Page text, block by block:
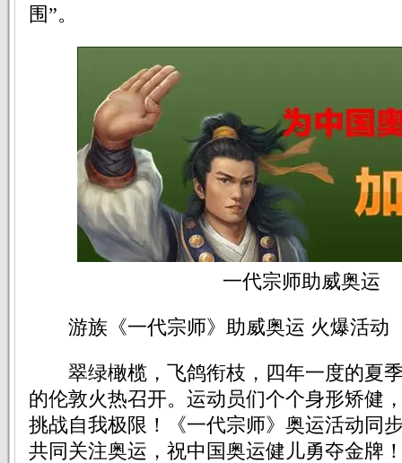
围”。
一代宗师助威奥运
游族《一代宗师》助威奥运 火爆活动
翠绿橄榄，飞鸽衔枝，四年一度的夏
的伦敦火热召开。运动员们个个身形矫健
挑战自我极限！《一代宗师》奥运活动同
共同关注奥运，祝中国奥运健儿勇夺金牌